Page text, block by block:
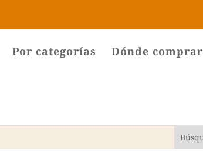
Por categorías
Dónde comprar